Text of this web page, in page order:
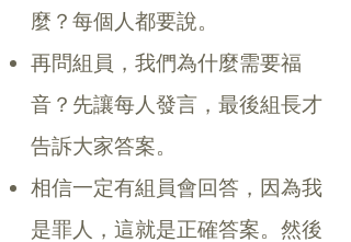
麼？每個人都要說。
再問組員，我們為什麼需要福
音？先讓每人發言，最後組長才
告訴大家答案。
相信一定有組員會回答，因為我
是罪人，這就是正確答案。然後